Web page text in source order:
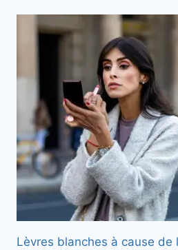
Lèvres blanches à cause de